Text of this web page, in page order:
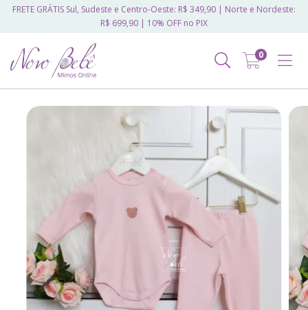
FRETE GRÁTIS Sul, Sudeste e Centro-Oeste: R$ 349,90 | Norte e Nordeste:
R$ 699,90 | 10% OFF no PIX
0